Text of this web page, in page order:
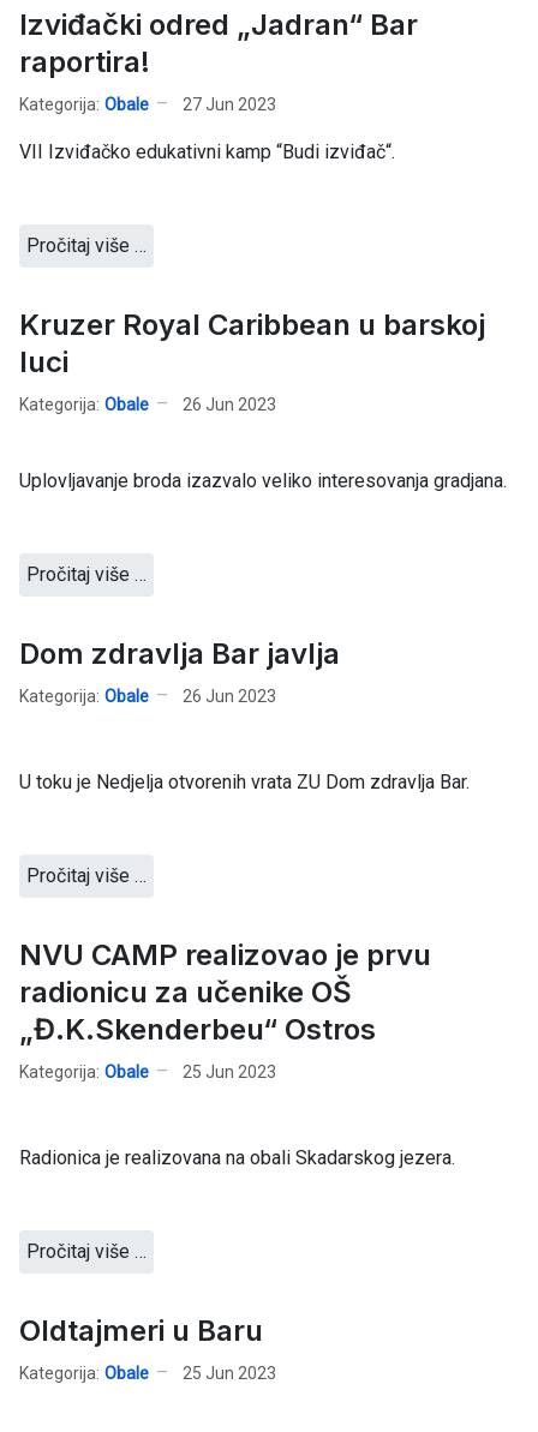
Izviđački odred „Jadran“ Bar
raportira!
Kategorija: Obale 27 Jun 2023
VII Izviđačko edukativni kamp “Budi izviđač“.
Pročitaj više …
Kruzer Royal Caribbean u barskoj
luci
Kategorija: Obale 26 Jun 2023
Uplovljavanje broda izazvalo veliko interesovanja gradjana.
Pročitaj više …
Dom zdravlja Bar javlja
Kategorija: Obale 26 Jun 2023
U toku je Nedjelja otvorenih vrata ZU Dom zdravlja Bar.
Pročitaj više …
NVU CAMP realizovao je prvu
radionicu za učenike OŠ
„Đ.K.Skenderbeu“ Ostros
Kategorija: Obale 25 Jun 2023
Radionica je realizovana na obali Skadarskog jezera.
Pročitaj više …
Oldtajmeri u Baru
Kategorija: Obale 25 Jun 2023